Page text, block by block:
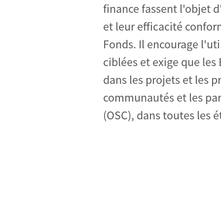
finance fassent l'objet
et leur efficacité
Fonds. Il encourage
ciblées et exige que
dans les projets et les
communautés et les
(OSC), dans toutes les